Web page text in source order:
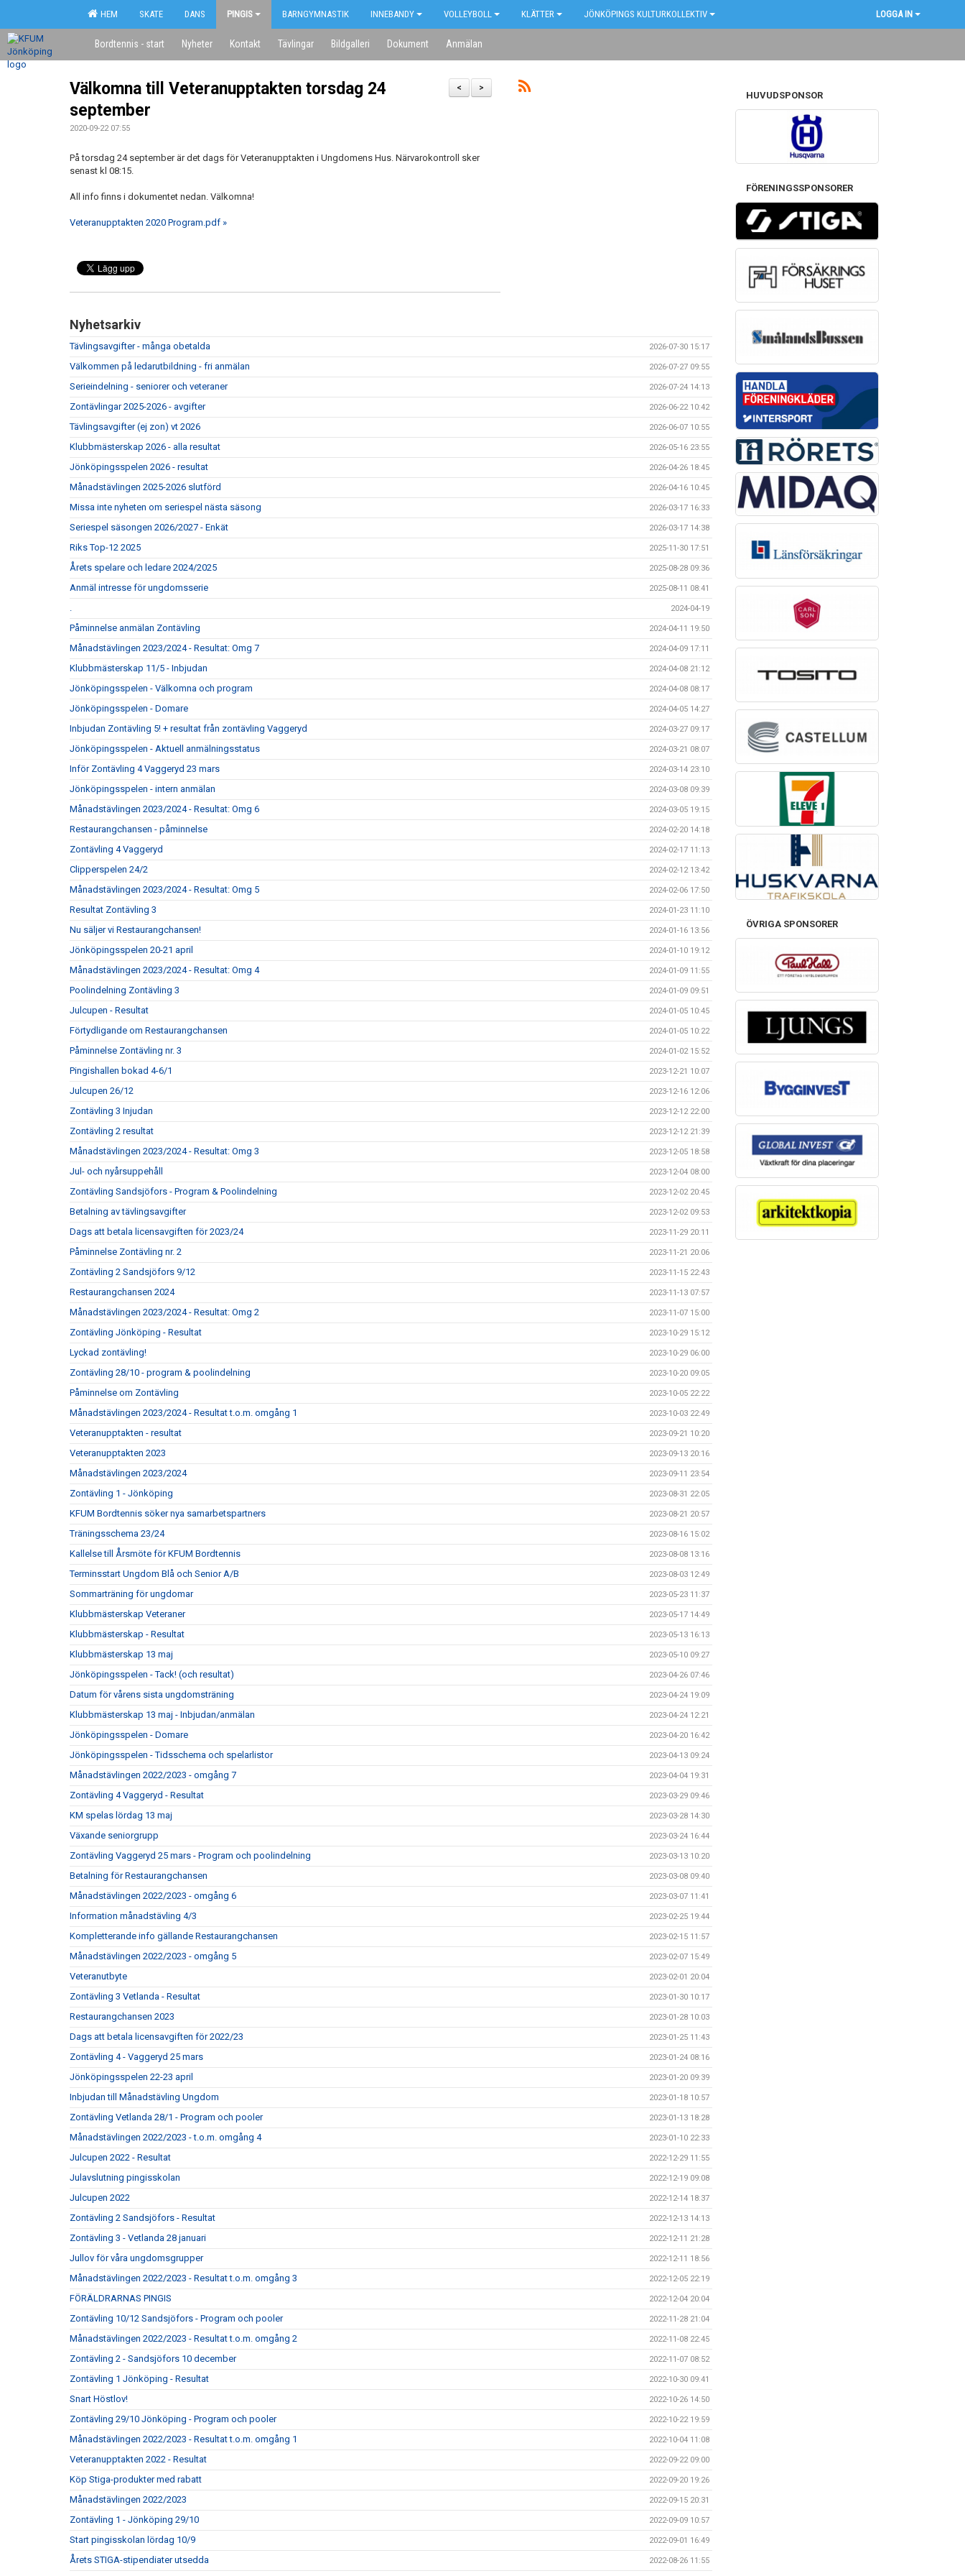
HEM SKATE DANS PINGIS BARNGYMNASTIK INNEBANDY VOLLEYBOLL KLÄTTER JÖNKÖPINGS KULTURKOLLEKTIV LOGGA IN
Bordtennis - start Nyheter Kontakt Tävlingar Bildgalleri Dokument Anmälan
>
<
Välkomna till Veteranupptakten torsdag 24
september
2020-09-22 07:55
På torsdag 24 september är det dags för Veteranupptakten i Ungdomens Hus. Närvarokontroll sker
senast kl 08:15.
All info finns i dokumentet nedan. Välkomna!
Veteranupptakten 2020 Program.pdf »
Nyhetsarkiv
Tävlingsavgifter - många obetalda 2026-07-30 15:17
Välkommen på ledarutbildning - fri anmälan 2026-07-27 09:55
Serieindelning - seniorer och veteraner 2026-07-24 14:13
Zontävlingar 2025-2026 - avgifter 2026-06-22 10:42
Tävlingsavgifter (ej zon) vt 2026 2026-06-07 10:55
Klubbmästerskap 2026 - alla resultat 2026-05-16 23:55
Jönköpingsspelen 2026 - resultat 2026-04-26 18:45
Månadstävlingen 2025-2026 slutförd 2026-04-16 10:45
Missa inte nyheten om seriespel nästa säsong 2026-03-17 16:33
Seriespel säsongen 2026/2027 - Enkät 2026-03-17 14:38
Riks Top-12 2025 2025-11-30 17:51
Årets spelare och ledare 2024/2025 2025-08-28 09:36
Anmäl intresse för ungdomsserie 2025-08-11 08:41
. 2024-04-19
Påminnelse anmälan Zontävling 2024-04-11 19:50
Månadstävlingen 2023/2024 - Resultat: Omg 7 2024-04-09 17:11
Klubbmästerskap 11/5 - Inbjudan 2024-04-08 21:12
Jönköpingsspelen - Välkomna och program 2024-04-08 08:17
Jönköpingsspelen - Domare 2024-04-05 14:27
Inbjudan Zontävling 5! + resultat från zontävling Vaggeryd 2024-03-27 09:17
Jönköpingsspelen - Aktuell anmälningsstatus 2024-03-21 08:07
Inför Zontävling 4 Vaggeryd 23 mars 2024-03-14 23:10
Jönköpingsspelen - intern anmälan 2024-03-08 09:39
Månadstävlingen 2023/2024 - Resultat: Omg 6 2024-03-05 19:15
Restaurangchansen - påminnelse 2024-02-20 14:18
Zontävling 4 Vaggeryd 2024-02-17 11:13
Clipperspelen 24/2 2024-02-12 13:42
Månadstävlingen 2023/2024 - Resultat: Omg 5 2024-02-06 17:50
Resultat Zontävling 3 2024-01-23 11:10
Nu säljer vi Restaurangchansen! 2024-01-16 13:56
Jönköpingsspelen 20-21 april 2024-01-10 19:12
Månadstävlingen 2023/2024 - Resultat: Omg 4 2024-01-09 11:55
Poolindelning Zontävling 3 2024-01-09 09:51
Julcupen - Resultat 2024-01-05 10:45
Förtydligande om Restaurangchansen 2024-01-05 10:22
Påminnelse Zontävling nr. 3 2024-01-02 15:52
Pingishallen bokad 4-6/1 2023-12-21 10:07
Julcupen 26/12 2023-12-16 12:06
Zontävling 3 Injudan 2023-12-12 22:00
Zontävling 2 resultat 2023-12-12 21:39
Månadstävlingen 2023/2024 - Resultat: Omg 3 2023-12-05 18:58
Jul- och nyårsuppehåll 2023-12-04 08:00
Zontävling Sandsjöfors - Program & Poolindelning 2023-12-02 20:45
Betalning av tävlingsavgifter 2023-12-02 09:53
Dags att betala licensavgiften för 2023/24 2023-11-29 20:11
Påminnelse Zontävling nr. 2 2023-11-21 20:06
Zontävling 2 Sandsjöfors 9/12 2023-11-15 22:43
Restaurangchansen 2024 2023-11-13 07:57
Månadstävlingen 2023/2024 - Resultat: Omg 2 2023-11-07 15:00
Zontävling Jönköping - Resultat 2023-10-29 15:12
Lyckad zontävling! 2023-10-29 06:00
Zontävling 28/10 - program & poolindelning 2023-10-20 09:05
Påminnelse om Zontävling 2023-10-05 22:22
Månadstävlingen 2023/2024 - Resultat t.o.m. omgång 1 2023-10-03 22:49
Veteranupptakten - resultat 2023-09-21 10:20
Veteranupptakten 2023 2023-09-13 20:16
Månadstävlingen 2023/2024 2023-09-11 23:54
Zontävling 1 - Jönköping 2023-08-31 22:05
KFUM Bordtennis söker nya samarbetspartners 2023-08-21 20:57
Träningsschema 23/24 2023-08-16 15:02
Kallelse till Årsmöte för KFUM Bordtennis 2023-08-08 13:16
Terminsstart Ungdom Blå och Senior A/B 2023-08-03 12:49
Sommarträning för ungdomar 2023-05-23 11:37
Klubbmästerskap Veteraner 2023-05-17 14:49
Klubbmästerskap - Resultat 2023-05-13 16:13
Klubbmästerskap 13 maj 2023-05-10 09:27
Jönköpingsspelen - Tack! (och resultat) 2023-04-26 07:46
Datum för vårens sista ungdomsträning 2023-04-24 19:09
Klubbmästerskap 13 maj - Inbjudan/anmälan 2023-04-24 12:21
Jönköpingsspelen - Domare 2023-04-20 16:42
Jönköpingsspelen - Tidsschema och spelarlistor 2023-04-13 09:24
Månadstävlingen 2022/2023 - omgång 7 2023-04-04 19:31
Zontävling 4 Vaggeryd - Resultat 2023-03-29 09:46
KM spelas lördag 13 maj 2023-03-28 14:30
Växande seniorgrupp 2023-03-24 16:44
Zontävling Vaggeryd 25 mars - Program och poolindelning 2023-03-13 10:20
Betalning för Restaurangchansen 2023-03-08 09:40
Månadstävlingen 2022/2023 - omgång 6 2023-03-07 11:41
Information månadstävling 4/3 2023-02-25 19:44
Kompletterande info gällande Restaurangchansen 2023-02-15 11:57
Månadstävlingen 2022/2023 - omgång 5 2023-02-07 15:49
Veteranutbyte 2023-02-01 20:04
Zontävling 3 Vetlanda - Resultat 2023-01-30 10:17
Restaurangchansen 2023 2023-01-28 10:03
Dags att betala licensavgiften för 2022/23 2023-01-25 11:43
Zontävling 4 - Vaggeryd 25 mars 2023-01-24 08:16
Jönköpingsspelen 22-23 april 2023-01-20 09:39
Inbjudan till Månadstävling Ungdom 2023-01-18 10:57
Zontävling Vetlanda 28/1 - Program och pooler 2023-01-13 18:28
Månadstävlingen 2022/2023 - t.o.m. omgång 4 2023-01-10 22:33
Julcupen 2022 - Resultat 2022-12-29 11:55
Julavslutning pingisskolan 2022-12-19 09:08
Julcupen 2022 2022-12-14 18:37
Zontävling 2 Sandsjöfors - Resultat 2022-12-13 14:13
Zontävling 3 - Vetlanda 28 januari 2022-12-11 21:28
Jullov för våra ungdomsgrupper 2022-12-11 18:56
Månadstävlingen 2022/2023 - Resultat t.o.m. omgång 3 2022-12-05 22:19
FÖRÄLDRARNAS PINGIS 2022-12-04 20:04
Zontävling 10/12 Sandsjöfors - Program och pooler 2022-11-28 21:04
Månadstävlingen 2022/2023 - Resultat t.o.m. omgång 2 2022-11-08 22:45
Zontävling 2 - Sandsjöfors 10 december 2022-11-07 08:52
Zontävling 1 Jönköping - Resultat 2022-10-30 09:41
Snart Höstlov! 2022-10-26 14:50
Zontävling 29/10 Jönköping - Program och pooler 2022-10-22 19:59
Månadstävlingen 2022/2023 - Resultat t.o.m. omgång 1 2022-10-04 11:08
Veteranupptakten 2022 - Resultat 2022-09-22 09:00
Köp Stiga-produkter med rabatt 2022-09-20 19:26
Månadstävlingen 2022/2023 2022-09-15 20:31
Zontävling 1 - Jönköping 29/10 2022-09-09 10:57
Start pingisskolan lördag 10/9 2022-09-01 16:49
Årets STIGA-stipendiater utsedda 2022-08-26 11:55
HUVUDSPONSOR
FÖRENINGSSPONSORER
ÖVRIGA SPONSORER